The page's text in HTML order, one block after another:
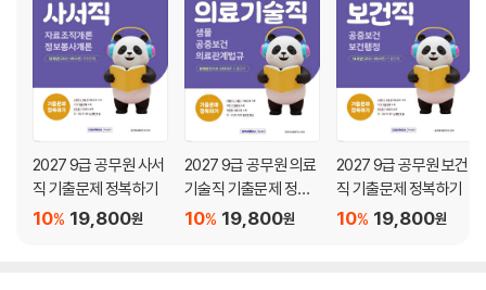
2027 9급 공무원 사서
직 기출문제 정복하기
19,800원
10%
2027 9급 공무원 의료
기술직 기출문제 정복
하기 19,800원
10%
2027 9급 공무원 보건
직 기출문제 정복하기
19,800원
10%